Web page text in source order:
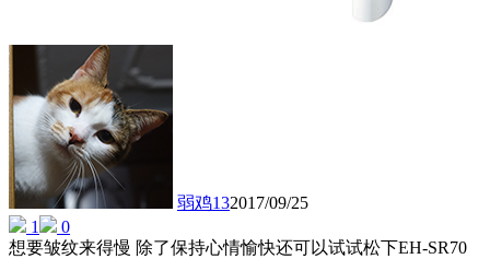
弱鸡132017/09/25
1
0
想要皱纹来得慢 除了保持心情愉快还可以试试松下EH-SR70